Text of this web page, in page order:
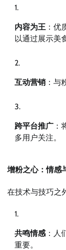
内容为王 ：
以通过展示美
互动营销 ：与
跨平台推广
多用户关注。
增粉之心：情感
在技术与技巧之
共鸣情感 ：
重要。